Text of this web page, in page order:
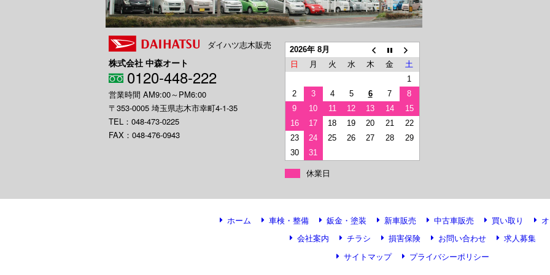
ダイハツ志木販売
株式会社 中森オート
0120-448-222
営業時間 AM9:00～PM6:00
〒353-0005 埼玉県志木市幸町4-1-35
TEL：048-473-0225
FAX：048-476-0943
2026年 8月
日
月 火 水 木 金
土
1
2
3 4 5 6 7
8
9
10 11 12 13 14
15
16
17 18 19 20 21
22
23
24 25 26 27 28
29
30
31
休業日
ホーム 車検・整備 鈑金・塗装 新車販売 中古車販売 買い取り
会社案内
チラシ 損害保険 お問い合わせ
求人募集
サイトマップ
プライバシーポリシー